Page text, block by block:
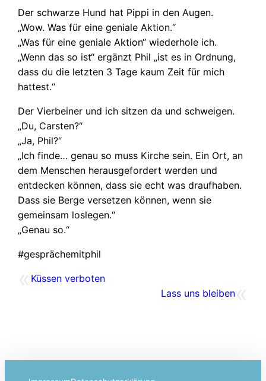
Der schwarze Hund hat Pippi in den Augen.
„Wow. Was für eine geniale Aktion.“
„Was für eine geniale Aktion“ wiederhole ich.
„Wenn das so ist“ ergänzt Phil „ist es in Ordnung,
dass du die letzten 3 Tage kaum Zeit für mich
hattest.“
Der Vierbeiner und ich sitzen da und schweigen.
„Du, Carsten?“
„Ja, Phil?“
„Ich finde… genau so muss Kirche sein. Ein Ort, an
dem Menschen herausgefordert werden und
entdecken können, dass sie echt was draufhaben.
Dass sie Berge versetzen können, wenn sie
gemeinsam loslegen.“
„Genau so.“
#gesprächemitphil
Küssen verboten
«
Lass uns bleiben